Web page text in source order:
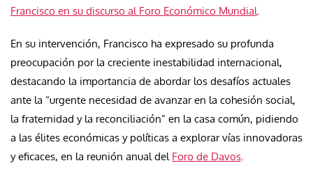
Francisco en su discurso al Foro Económico Mundial.
En su intervención, Francisco ha expresado su profunda
preocupación por la creciente inestabilidad internacional,
destacando la importancia de abordar los desafíos actuales
ante la “urgente necesidad de avanzar en la cohesión social,
la fraternidad y la reconciliación” en la casa común, pidiendo
a las élites económicas y políticas a explorar vías innovadoras
y eficaces, en la reunión anual del Foro de Davos.